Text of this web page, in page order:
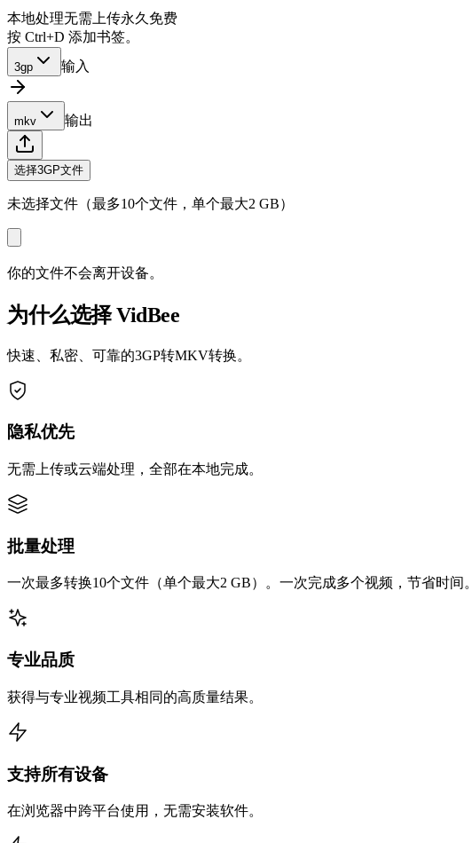
本地处理无需上传永久免费
按 Ctrl+D 添加书签。
3gp 输入
mkv 输出
选择3GP文件
未选择文件（最多10个文件，单个最大2 GB）
你的文件不会离开设备。
为什么选择 VidBee
快速、私密、可靠的3GP转MKV转换。
隐私优先
无需上传或云端处理，全部在本地完成。
批量处理
一次最多转换10个文件（单个最大2 GB）。一次完成多个视频，节省时间。
专业品质
获得与专业视频工具相同的高质量结果。
支持所有设备
在浏览器中跨平台使用，无需安装软件。